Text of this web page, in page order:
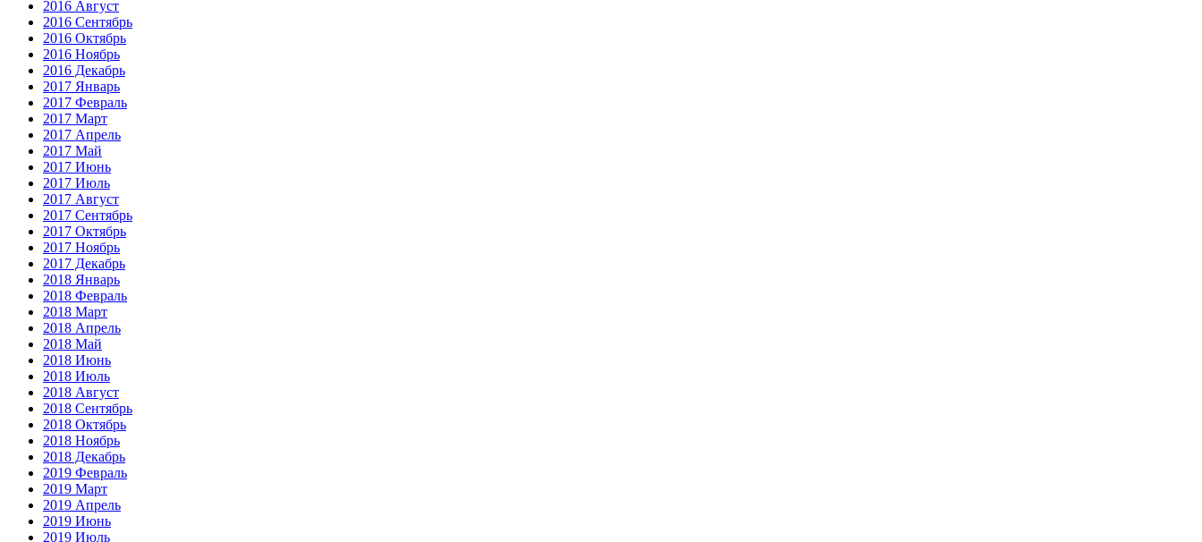
2016 Август
2016 Сентябрь
2016 Октябрь
2016 Ноябрь
2016 Декабрь
2017 Январь
2017 Февраль
2017 Март
2017 Апрель
2017 Май
2017 Июнь
2017 Июль
2017 Август
2017 Сентябрь
2017 Октябрь
2017 Ноябрь
2017 Декабрь
2018 Январь
2018 Февраль
2018 Март
2018 Апрель
2018 Май
2018 Июнь
2018 Июль
2018 Август
2018 Сентябрь
2018 Октябрь
2018 Ноябрь
2018 Декабрь
2019 Февраль
2019 Март
2019 Апрель
2019 Июнь
2019 Июль